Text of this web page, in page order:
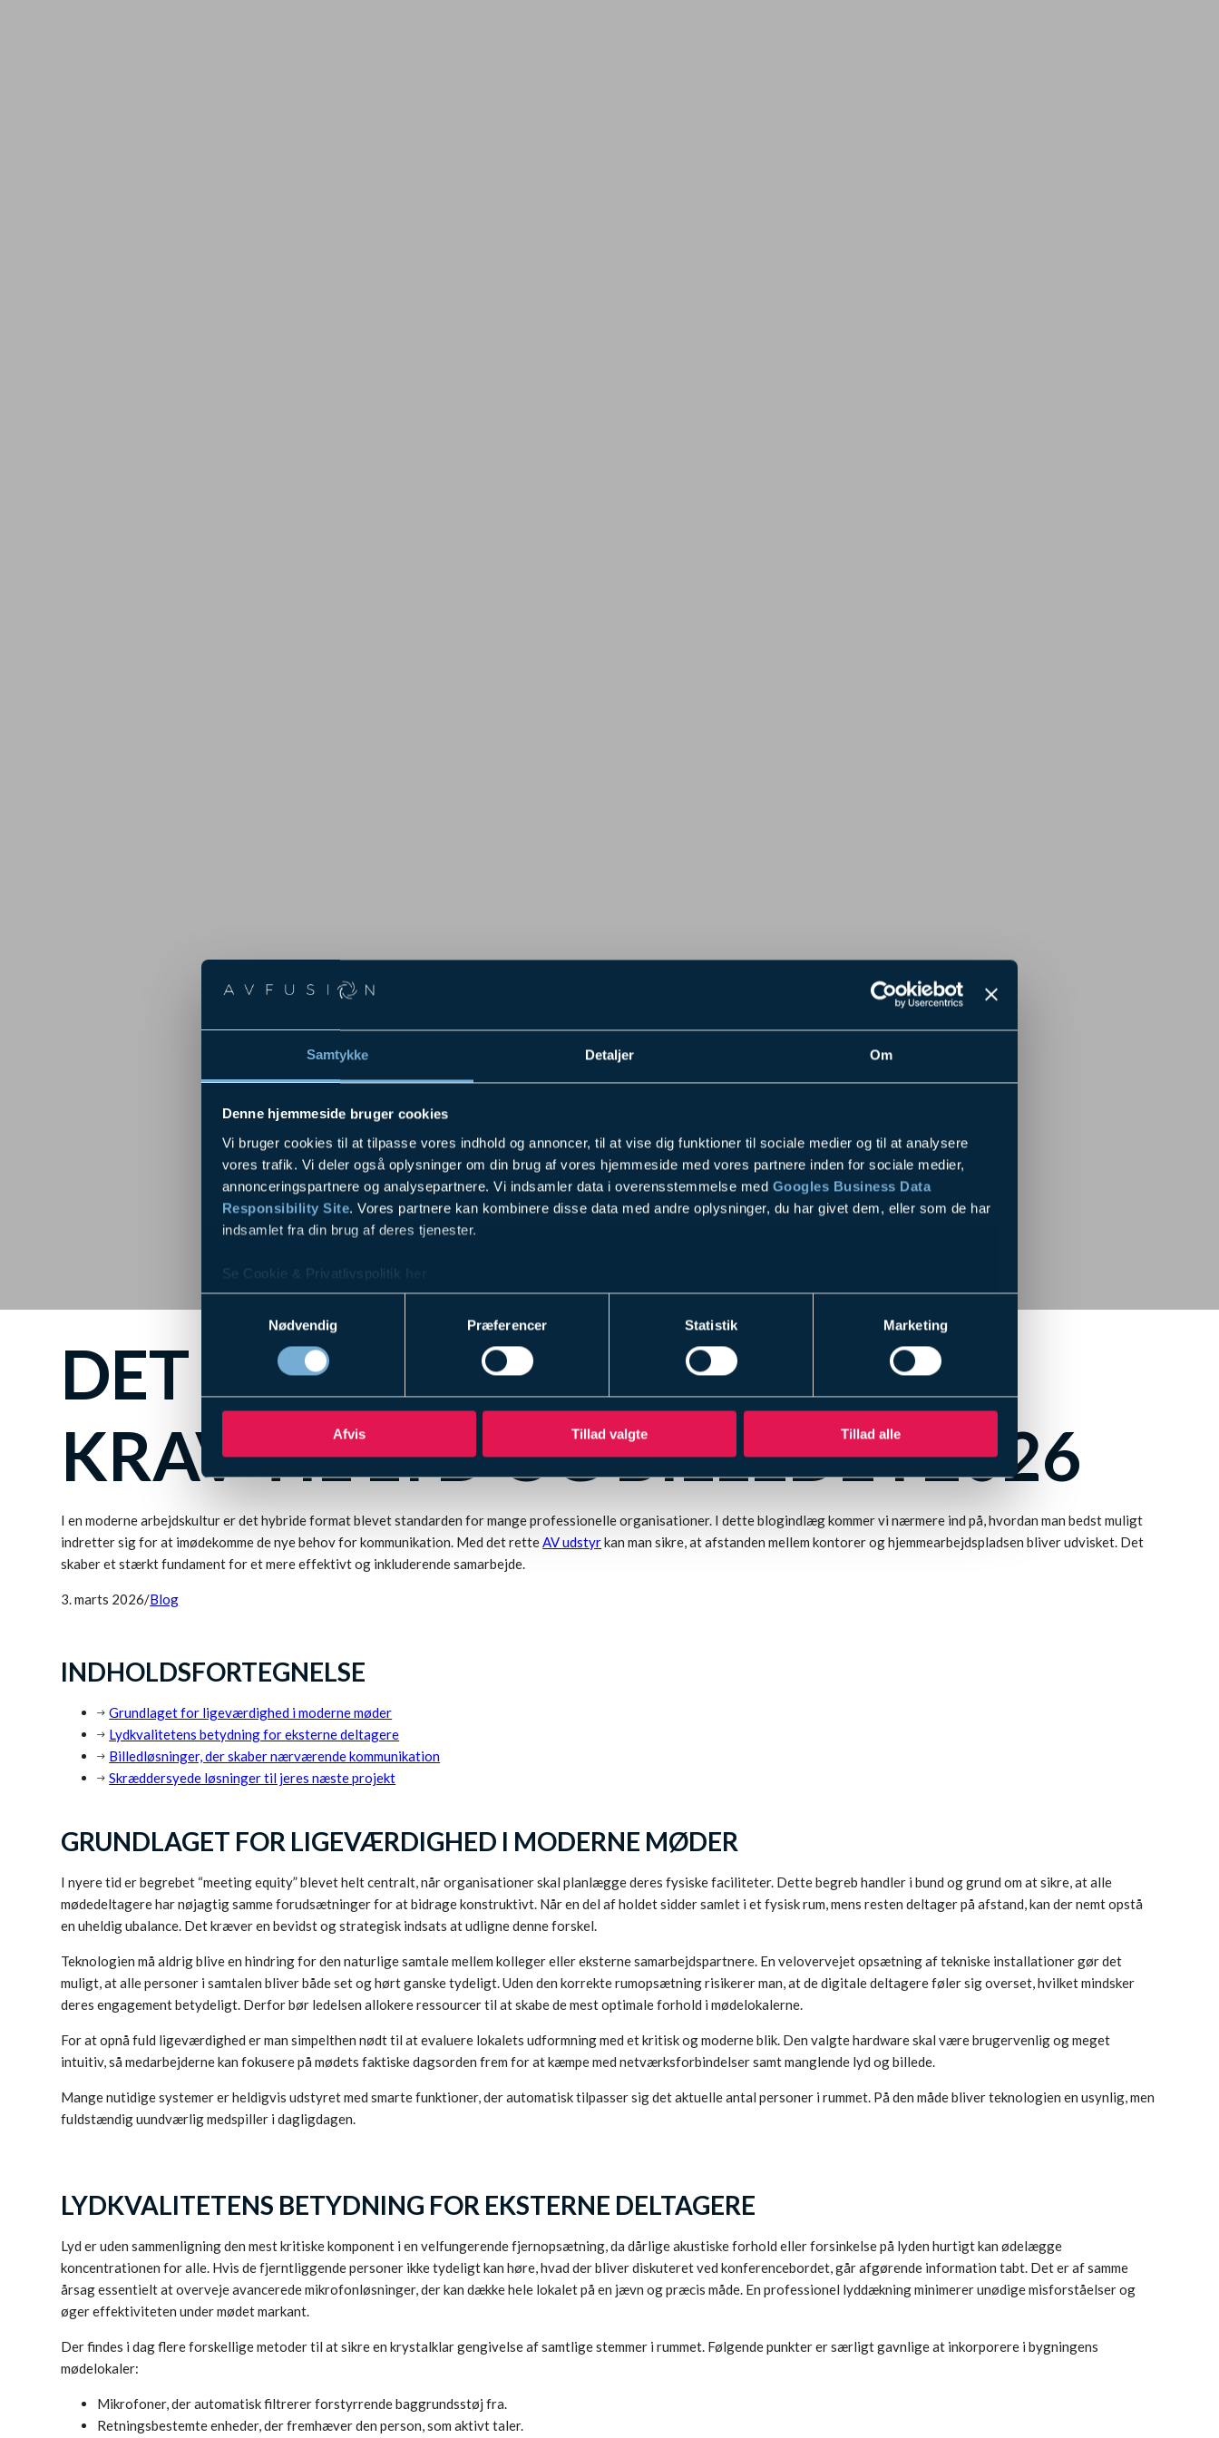
Samtykke Detaljer Om
Denne hjemmeside bruger cookies
Vi bruger cookies til at tilpasse vores indhold og annoncer, til at vise dig funktioner til sociale medier og til at analysere
vores trafik. Vi deler også oplysninger om din brug af vores hjemmeside med vores partnere inden for sociale medier,
annonceringspartnere og analysepartnere. Vi indsamler data i overensstemmelse med Googles Business Data
Responsibility Site. Vores partnere kan kombinere disse data med andre oplysninger, du har givet dem, eller som de har
indsamlet fra din brug af deres tjenester.
Se Cookie & Privatlivspolitik
Nødvendig
Præferencer Statistik Marketing
Afvis Tillad valgte Tillad alle
DET HYBRIDE MØDELOKALE:
KRAV TIL LYD OG BILLEDE I 2026
I en moderne arbejdskultur er det hybride format blevet standarden for mange professionelle organisationer. I dette blogindlæg kommer vi nærmere ind på, hvordan man bedst muligt
indretter sig for at imødekomme de nye behov for kommunikation. Med det retteAV udstyrkan man sikre, at afstanden mellem kontorer og hjemmearbejdspladsen bliver udvisket. Det
skaber et stærkt fundament for et mere effektivt og inkluderende samarbejde.
3. marts 2026/Blog
INDHOLDSFORTEGNELSE
Grundlaget for ligeværdighed i moderne møder
Lydkvalitetens betydning for eksterne deltagere
Billedløsninger, der skaber nærværende kommunikation
Skræddersyede løsninger til jeres næste projekt
GRUNDLAGET FOR LIGEVÆRDIGHED I MODERNE MØDER
I nyere tid er begrebet “meeting equity” blevet helt centralt, når organisationer skal planlægge deres fysiske faciliteter. Dette begreb handler i bund og grund om at sikre, at alle
mødedeltagere har nøjagtig samme forudsætninger for at bidrage konstruktivt. Når en del af holdet sidder samlet i et fysisk rum, mens resten deltager på afstand, kan der nemt opstå
en uheldig ubalance. Det kræver en bevidst og strategisk indsats at udligne denne forskel.
Teknologien må aldrig blive en hindring for den naturlige samtale mellem kolleger eller eksterne samarbejdspartnere. En velovervejet opsætning af tekniske installationer gør det
muligt, at alle personer i samtalen bliver både set og hørt ganske tydeligt. Uden den korrekte rumopsætning risikerer man, at de digitale deltagere føler sig overset, hvilket mindsker
deres engagement betydeligt. Derfor bør ledelsen allokere ressourcer til at skabe de mest optimale forhold i mødelokalerne.
For at opnå fuld ligeværdighed er man simpelthen nødt til at evaluere lokalets udformning med et kritisk og moderne blik. Den valgte hardware skal være brugervenlig og meget
intuitiv, så medarbejderne kan fokusere på mødets faktiske dagsorden frem for at kæmpe med netværksforbindelser samt manglende lyd og billede.
Mange nutidige systemer er heldigvis udstyret med smarte funktioner, der automatisk tilpasser sig det aktuelle antal personer i rummet. På den måde bliver teknologien en usynlig, men
fuldstændig uundværlig medspiller i dagligdagen.
LYDKVALITETENS BETYDNING FOR EKSTERNE DELTAGERE
Lyd er uden sammenligning den mest kritiske komponent i en velfungerende fjernopsætning, da dårlige akustiske forhold eller forsinkelse på lyden hurtigt kan ødelægge
koncentrationen for alle. Hvis de fjerntliggende personer ikke tydeligt kan høre, hvad der bliver diskuteret ved konferencebordet, går afgørende information tabt. Det er af samme
årsag essentielt at overveje avancerede mikrofonløsninger, der kan dække hele lokalet på en jævn og præcis måde. En professionel lyddækning minimerer unødige misforståelser og
øger effektiviteten under mødet markant.
Der findes i dag flere forskellige metoder til at sikre en krystalklar gengivelse af samtlige stemmer i rummet. Følgende punkter er særligt gavnlige at inkorporere i bygningens
mødelokaler:
Mikrofoner, der automatisk filtrerer forstyrrende baggrundsstøj fra.
Retningsbestemte enheder, der fremhæver den person, som aktivt taler.